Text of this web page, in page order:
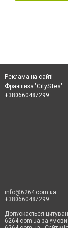
Реклама на сайті
Франшиза "CitySites"
+380660487299
info@6264.com.ua
+380660487299
Допускається
6264.com.ua за умови